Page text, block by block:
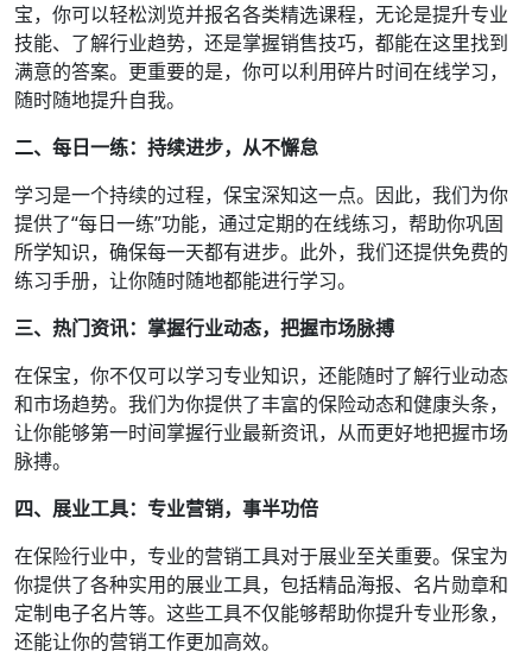
宝，你可以轻松浏览并报名各类精选课程，无论是提升专业
技能、了解行业趋势，还是掌握销售技巧，都能在这里找到
满意的答案。更重要的是，你可以利用碎片时间在线学习，
随时随地提升自我。
二、每日一练：持续进步，从不懈怠
学习是一个持续的过程，保宝深知这一点。因此，我们为你
提供了“每日一练”功能，通过定期的在线练习，帮助你巩固
所学知识，确保每一天都有进步。此外，我们还提供免费的
练习手册，让你随时随地都能进行学习。
三、热门资讯：掌握行业动态，把握市场脉搏
在保宝，你不仅可以学习专业知识，还能随时了解行业动态
和市场趋势。我们为你提供了丰富的保险动态和健康头条，
让你能够第一时间掌握行业最新资讯，从而更好地把握市场
脉搏。
四、展业工具：专业营销，事半功倍
在保险行业中，专业的营销工具对于展业至关重要。保宝为
你提供了各种实用的展业工具，包括精品海报、名片勋章和
定制电子名片等。这些工具不仅能够帮助你提升专业形象，
还能让你的营销工作更加高效。